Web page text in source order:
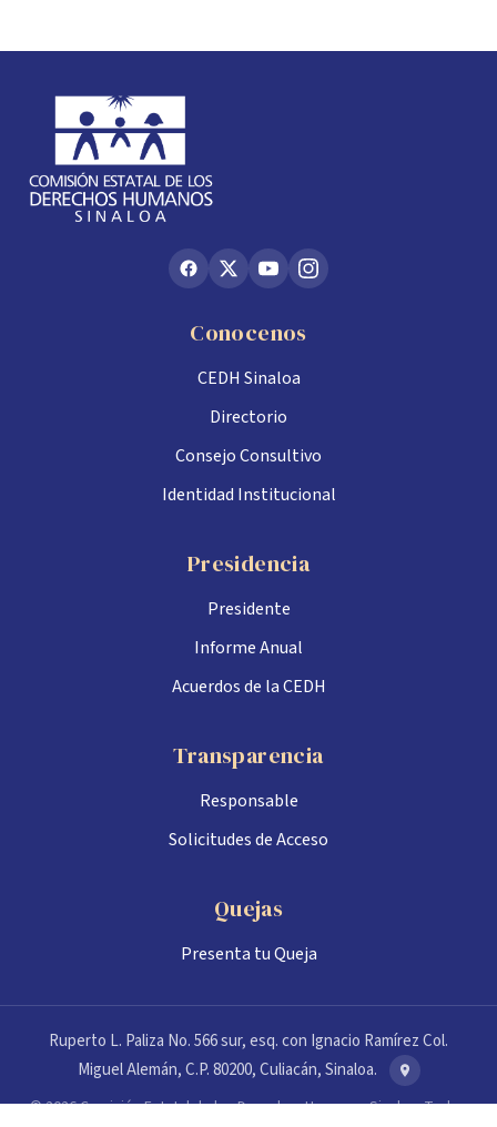
Conocenos
CEDH Sinaloa
Directorio
Consejo Consultivo
Identidad Institucional
Presidencia
Presidente
Informe Anual
Acuerdos de la CEDH
Transparencia
Responsable
Solicitudes de Acceso
Quejas
Presenta tu Queja
Ruperto L. Paliza No. 566 sur, esq. con Ignacio Ramírez Col.
Miguel Alemán, C.P. 80200, Culiacán, Sinaloa.
© 2026 Comisión Estatal de los Derechos Humanos Sinaloa. Todos